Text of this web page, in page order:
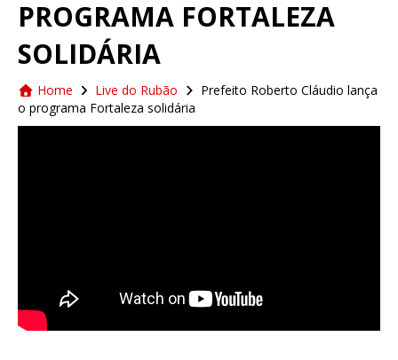
PROGRAMA FORTALEZA
SOLIDÁRIA
Home Live do Rubão
Prefeito Roberto Cláudio lança
o programa Fortaleza solidária